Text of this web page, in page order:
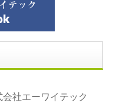
社エーワイテック